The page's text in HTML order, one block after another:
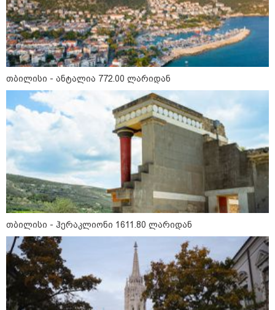
15:49 / 06-08-2026
შეიძინე ალდაგის სამოგზაურო დაზღვევა და
მიიღე გაორმაგებული ინტერნეტი
საზოგადოება
თბილისი - ანტალია 772.00 ლარიდან
თბილისი - ჰერაკლიონი 1611.80 ლარიდან